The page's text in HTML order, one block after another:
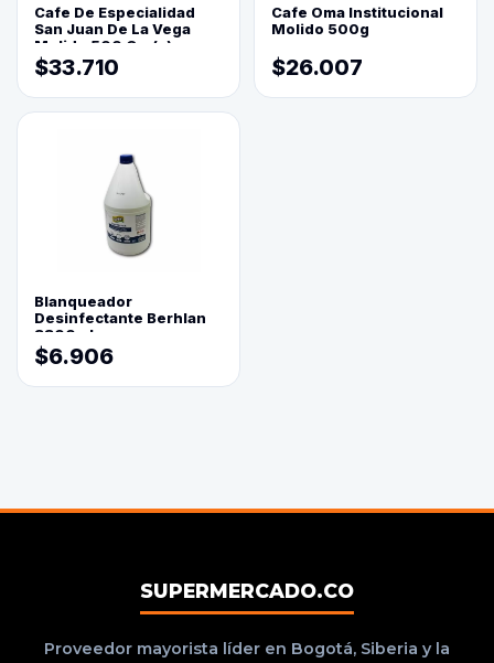
Cafe De Especialidad
San Juan De La Vega
Molido 500 Grs(=)
$33.710
Cafe Oma Institucional
Molido 500g
$26.007
Blanqueador
Desinfectante Berhlan
3800ml
$6.906
SUPERMERCADO.CO
Proveedor mayorista líder en Bogotá, Siberia y la